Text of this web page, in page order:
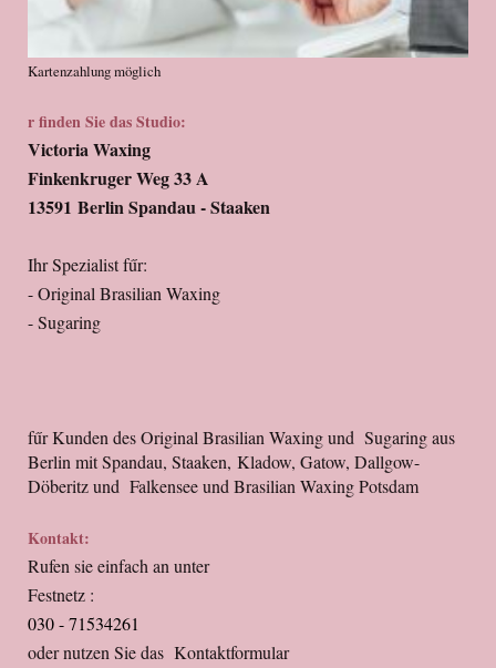
Kartenzahlung möglich
r finden Sie das Studio:
Victoria Waxing
Finkenkruger Weg 33 A
13591 Berlin Spandau - Staaken
Ihr Spezialist fűr:
- Original Brasilian Waxing
- Sugaring
fűr Kunden des Original Brasilian Waxing und Sugaring aus
Berlin mit Spandau, Staaken, Kladow, Gatow, Dallgow-
Döberitz und Falkensee und Brasilian Waxing Potsdam
Kontakt:
Rufen sie einfach an unter
Festnetz :
030 - 71534261
oder nutzen Sie das Kontaktformular